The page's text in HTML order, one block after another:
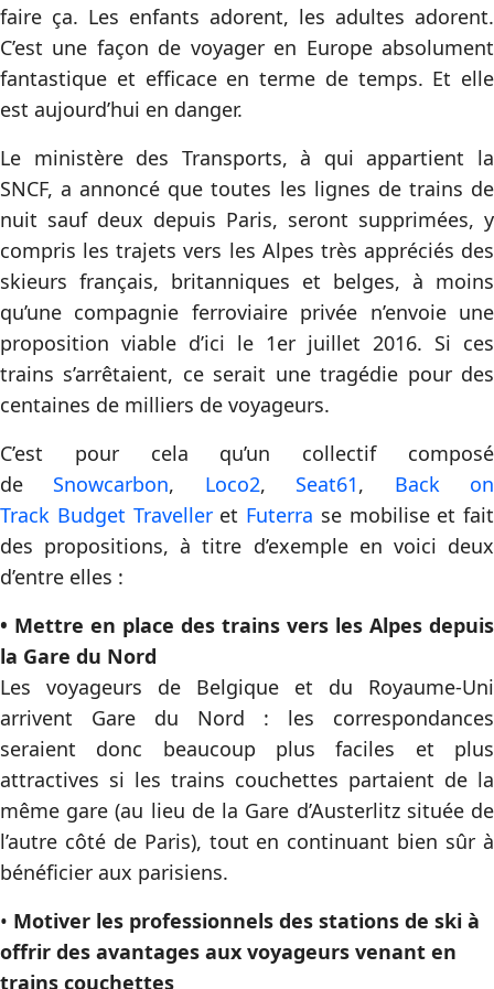
faire ça. Les enfants adorent, les adultes adorent.
C’est une façon de voyager en Europe absolument
fantastique et efficace en terme de temps. Et elle
est aujourd’hui en danger.
Le ministère des Transports, à qui appartient la
SNCF, a annoncé que toutes les lignes de trains de
nuit sauf deux depuis Paris, seront supprimées, y
compris les trajets vers les Alpes très appréciés des
skieurs français, britanniques et belges, à moins
qu’une compagnie ferroviaire privée n’envoie une
proposition viable d’ici le 1er juillet 2016. Si ces
trains s’arrêtaient, ce serait une tragédie pour des
centaines de milliers de voyageurs.
C’est pour cela qu’un collectif composé
de Snowcarbon, Loco2, Seat61, Back on
Track Budget Travelleret Futerra se mobilise et fait
des propositions, à titre d’exemple en voici deux
d’entre elles :
• Mettre en place des trains vers les Alpes depuis
la Gare du Nord
Les voyageurs de Belgique et du Royaume-Uni
arrivent Gare du Nord : les correspondances
seraient donc beaucoup plus faciles et plus
attractives si les trains couchettes partaient de la
même gare (au lieu de la Gare d’Austerlitz située de
l’autre côté de Paris), tout en continuant bien sûr à
bénéficier aux parisiens.
• Motiver les professionnels des stations de ski à
offrir des avantages aux voyageurs venant en
trains couchettes